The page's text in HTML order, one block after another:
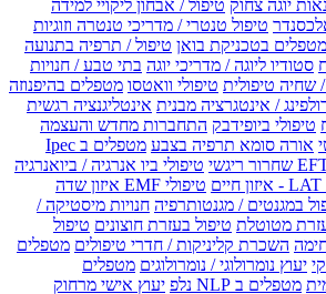
יוגה צחוק טיפול / אבחון ליקויי למידה
טיפול טנטרי / מדריכי טנטרה וזוגיות
מטפלים בטכניקת בואן טיפול / תרפיה בתנועה
סטודיו ליוגה / מדריכי יוגה בתי טבע / חנויות
שחיה טיפולית טיפולי וואטסו מטפלים בהיפנוזה
/ אינטגרציה מבנית אינטליגנציה רגשית
טיפולי ביופידבק התחברות מחדש והעצמה
אורה סומא תרפיה בצבע
מטפלים ב Ipec
טיפולי ביו אנרגיה / ביואנרגיה
טיפולי EMF איזון שדה
במגנטים / מגנטותרפיה חנויות מיסטיקה /
מטוטלת טיפול בעזרת חוצונים טיפול
השכרת קליניקות / חדרי טיפולים מטפלים
יעוץ נומרולוגי / נומרולוגים מטפלים
מטפלים ב NLP נלפ
יעוץ אישי מרחוק